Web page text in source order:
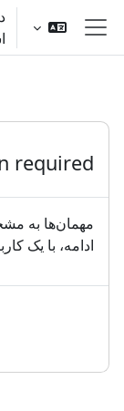
پرش به محتوای اصلی
پنل کناری
required
مهمان‌ها به
ادامه، با یک